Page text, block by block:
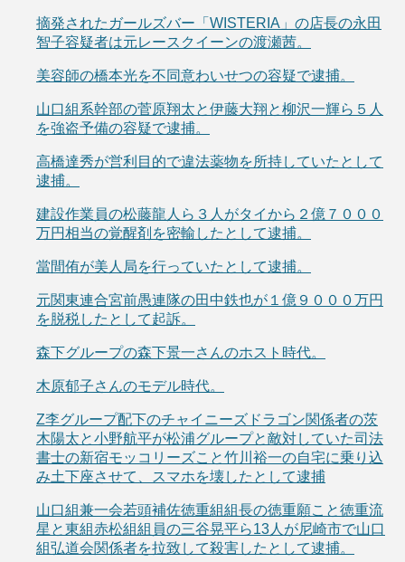
摘発されたガールズバー「WISTERIA」の店長の永田
智子容疑者は元レースクイーンの渡瀬茜。
美容師の橋本光を不同意わいせつの容疑で逮捕。
山口組系幹部の菅原翔太と伊藤大翔と柳沢一輝ら５人
を強盗予備の容疑で逮捕。
高橋達秀が営利目的で違法薬物を所持していたとして
逮捕。
建設作業員の松藤龍人ら３人がタイから２億７０００
万円相当の覚醒剤を密輸したとして逮捕。
當間侑が美人局を行っていたとして逮捕。
元関東連合宮前愚連隊の田中鉄也が１億９０００万円
を脱税したとして起訴。
森下グループの森下景一さんのホスト時代。
木原郁子さんのモデル時代。
Z李グループ配下のチャイニーズドラゴン関係者の茨
木陽太と小野航平が松浦グループと敵対していた司法
書士の新宿モッコリーズこと竹川裕一の自宅に乗り込
み土下座させて、スマホを壊したとして逮捕
山口組兼一会若頭補佐徳重組組長の徳重願こと徳重流
星と東組赤松組組員の三谷晃平ら13人が尼崎市で山口
組弘道会関係者を拉致して殺害したとして逮捕。